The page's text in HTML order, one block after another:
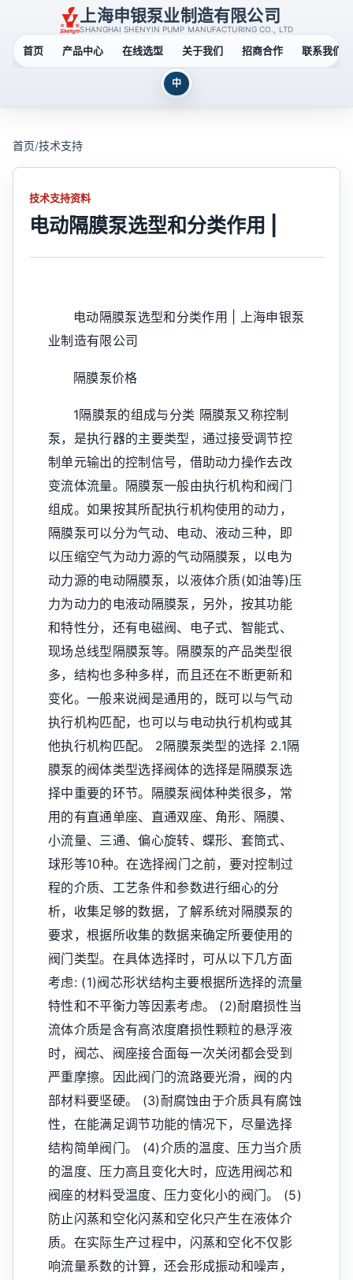
上海申银泵业制造有限公司
SHANGHAI SHENYIN PUMP MANUFACTURING CO., LTD
首页 产品中心 在线选型 关于我们 招商合作 联系我们
中
首页/技术支持
技术支持资料
电动隔膜泵选型和分类作用 |
电动隔膜泵选型和分类作用 | 上海申银泵
业制造有限公司
隔膜泵价格
1隔膜泵的组成与分类 隔膜泵又称控制
泵，是执行器的主要类型，通过接受调节控
制单元输出的控制信号，借助动力操作去改
变流体流量。隔膜泵一般由执行机构和阀门
组成。如果按其所配执行机构使用的动力，
隔膜泵可以分为气动、电动、液动三种，即
以压缩空气为动力源的气动隔膜泵，以电为
动力源的电动隔膜泵，以液体介质(如油等)压
力为动力的电液动隔膜泵，另外，按其功能
和特性分，还有电磁阀、电子式、智能式、
现场总线型隔膜泵等。隔膜泵的产品类型很
多，结构也多种多样，而且还在不断更新和
变化。一般来说阀是通用的，既可以与气动
执行机构匹配，也可以与电动执行机构或其
他执行机构匹配。 2隔膜泵类型的选择 2.1隔
膜泵的阀体类型选择阀体的选择是隔膜泵选
择中重要的环节。隔膜泵阀体种类很多，常
用的有直通单座、直通双座、角形、隔膜、
小流量、三通、偏心旋转、蝶形、套筒式、
球形等10种。在选择阀门之前，要对控制过
程的介质、工艺条件和参数进行细心的分
析，收集足够的数据，了解系统对隔膜泵的
要求，根据所收集的数据来确定所要使用的
阀门类型。在具体选择时，可从以下几方面
考虑: (1)阀芯形状结构主要根据所选择的流量
特性和不平衡力等因素考虑。 (2)耐磨损性当
流体介质是含有高浓度磨损性颗粒的悬浮液
时，阀芯、阀座接合面每一次关闭都会受到
严重摩擦。因此阀门的流路要光滑，阀的内
部材料要坚硬。 (3)耐腐蚀由于介质具有腐蚀
性，在能满足调节功能的情况下，尽量选择
结构简单阀门。 (4)介质的温度、压力当介质
的温度、压力高且变化大时，应选用阀芯和
阀座的材料受温度、压力变化小的阀门。 (5)
防止闪蒸和空化闪蒸和空化只产生在液体介
质。在实际生产过程中，闪蒸和空化不仅影
响流量系数的计算，还会形成振动和噪声，